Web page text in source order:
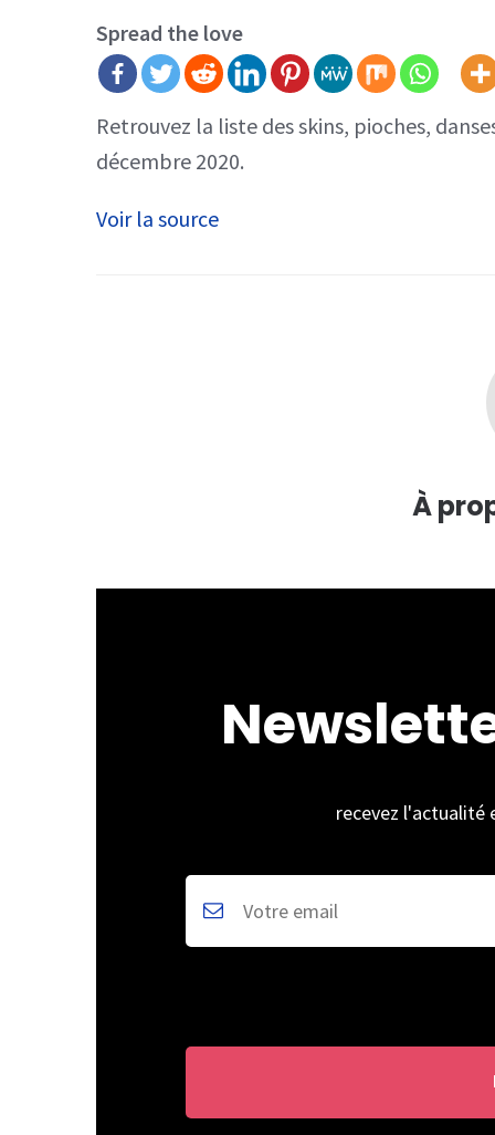
Spread the love
Retrouvez la liste des skins, pioches,
décembre 2020.
Voir la source
À
recevez l'actualité